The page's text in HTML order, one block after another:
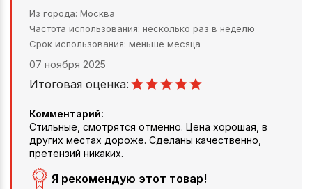
Из города Москва
Частота использования несколько раз в неделю
Срок использования меньше месяца
07 ноября 2025
Итоговая оценка:
Комментарий:
Стильные, смотрятся отменно. Цена хорошая, в
других местах дороже. Сделаны качественно,
претензий никаких.
Я рекомендую этот товар!